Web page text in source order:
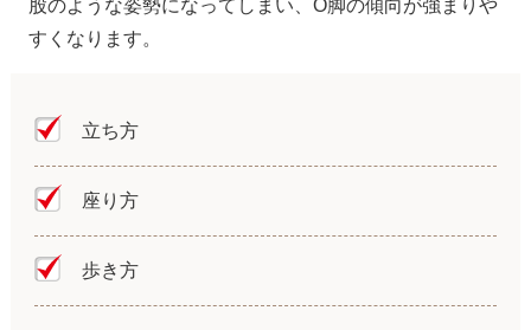
股のような姿勢になってしまい、O脚の傾向が強まりや
すくなります。
立ち方
座り方
歩き方